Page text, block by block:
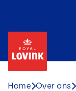
inhoud
Home Over ons